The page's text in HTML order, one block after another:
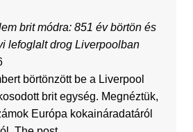
brit módra: 851 év börtön és
lefoglalt drog Liverpoolban
börtönzött be a Liverpool
brit egység. Megnéztük,
Európa kokaináradatáról